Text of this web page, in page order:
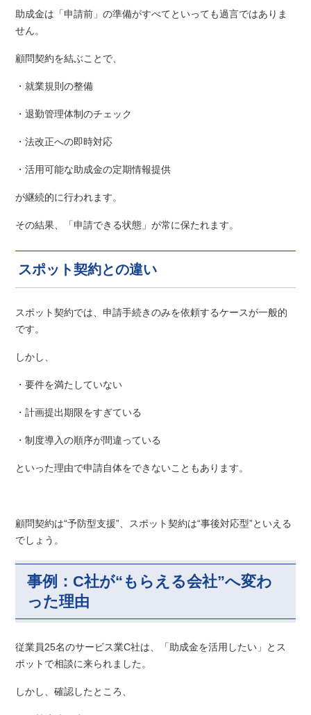
助成金は「申請前」の準備がすべてといっても過言ではありま
せん。
顧問契約を結ぶことで、
・就業規則の整備
・退勤管理体制のチェック
・法改正への即時対応
・活用可能な助成金の定期情報提供
が継続的に行われます。
その結果、「申請できる状態」が常に保たれます。
スポット契約との違い
スポット契約では、申請手続きのみを依頼するケースが一般的
です。
しかし、
・要件を満たしていない
・計画提出期限をすぎている
・制度導入の順序が間違っている
といった理由で申請自体をできないこともあります。
顧問契約は“予防型支援”、スポット契約は“事後対応型”といえる
でしょう。
事例：C社が“もらえる会社”へ変わ
った理由
従業員25名のサービス業C社は、「助成金を活用したい」とス
ポットで相談に来られました。
しかし、確認したところ、